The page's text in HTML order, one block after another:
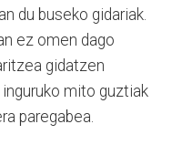
du buseko gidariak.
ez omen dago
gidatzen
mito guztiak
paregabea.